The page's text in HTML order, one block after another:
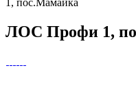
1, пос.Мамайка
ЛОС Профи 1,